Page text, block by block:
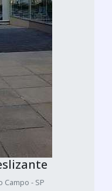
Campo - SP